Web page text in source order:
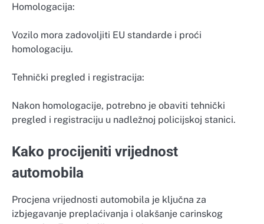
Homologacija:
Vozilo mora zadovoljiti EU standarde i proći
homologaciju.
Tehnički pregled i registracija:
Nakon homologacije, potrebno je obaviti tehnički
pregled i registraciju u nadležnoj policijskoj stanici.
Kako procijeniti vrijednost
automobila
Procjena vrijednosti automobila je ključna za
izbjegavanje preplaćivanja i olakšanje carinskog